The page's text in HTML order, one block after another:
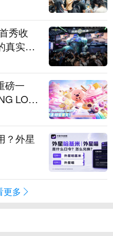
秀收
真实期
磅一
LOO
遇》
？外星
更多